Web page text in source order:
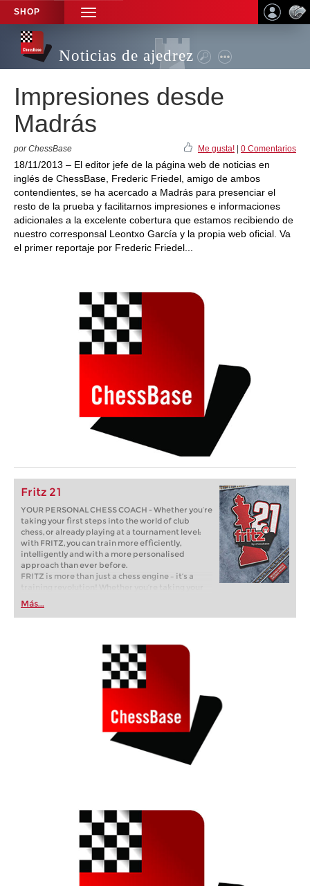
SHOP
TOGGLE
NAVIGATION
Noticias de ajedrez
Impresiones desde
Madrás
por ChessBase Me gusta! 0 Comentarios
18/11/2013 – El editor jefe de la página web de noticias en
inglés de ChessBase, Frederic Friedel, amigo de ambos
contendientes, se ha acercado a Madrás para presenciar el
resto de la prueba y facilitarnos impresiones e informaciones
adicionales a la excelente cobertura que estamos recibiendo de
nuestro corresponsal Leontxo García y la propia web oficial. Va
el primer reportaje por Frederic Friedel...
Fritz 21
YOUR PERSONAL CHESS COACH - Whether you’re
taking your first steps into the world of club
chess, or already playing at a tournament level:
with FRITZ, you can train more efficiently,
intelligently and with a more personalised
approach than ever before.
FRITZ is more than just a chess engine – it’s a
training revolution! Whether you’re taking your
first steps into the world of club chess, or already
playing at a tournament level: with FRITZ, you can
train more efficiently, intelligently and with a
Más...